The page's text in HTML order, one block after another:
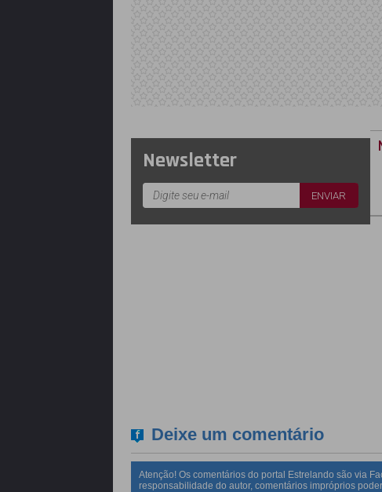
Newsletter
Deixe um comentário
Atenção! Os comentários do portal Estrelando são via
responsabilidade do autor, comentários impróprios